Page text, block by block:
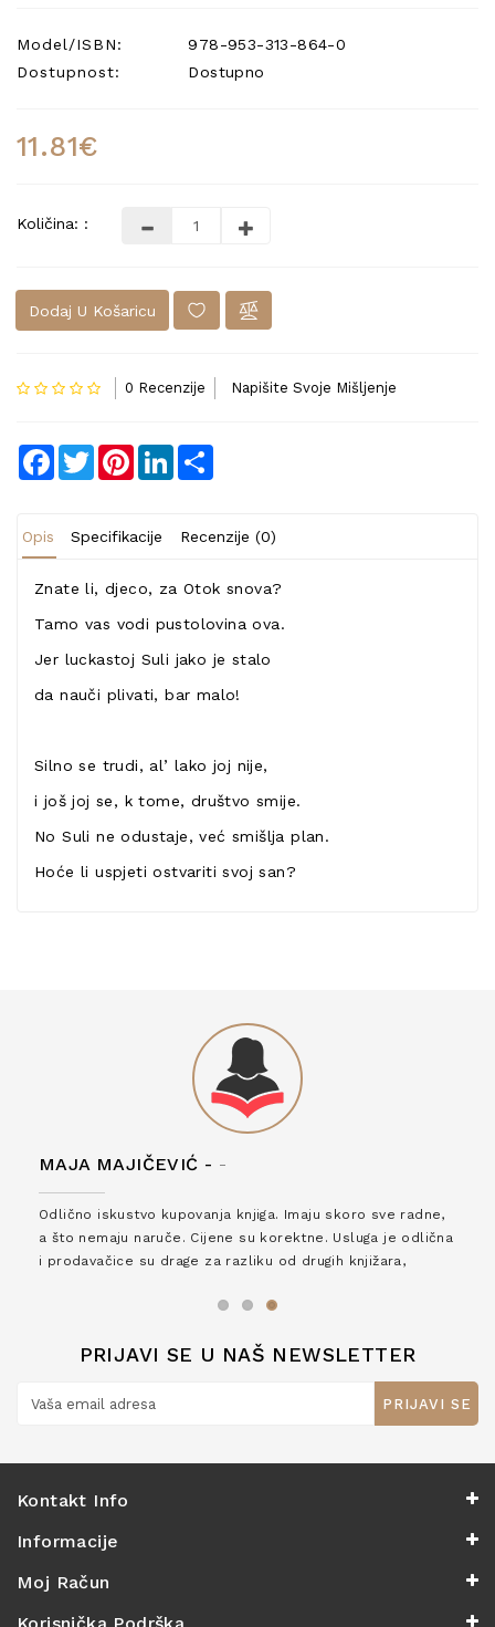
Model/ISBN:
978-953-313-864-0
Dostupnost:
Dostupno
11.81€
Količina: :
Dodaj U Košaricu
0 Recenzije Napišite Svoje Mišljenje
Facebook
TwitterPinterestLinkedIn
Opis Specifikacije Recenzije (0)
Znate li, djeco, za Otok snova?
Tamo vas vodi pustolovina ova.
Jer luckastoj Suli jako je stalo
da nauči plivati, bar malo!
Silno se trudi, al’ lako joj nije,
i još joj se, k tome, društvo smije.
No Suli ne odustaje, već smišlja plan.
Hoće li uspjeti ostvariti svoj san?
MAJA MAJIČEVIĆ - -
Odlično iskustvo kupovanja knjiga. Imaju skoro sve radne,
a što nemaju naruče. Cijene su korektne. Usluga je odlična
i prodavačice su drage za razliku od drugih knjižara,
PRIJAVI SE U NAŠ NEWSLETTER
PRIJAVI SE
Kontakt Info
Informacije
Moj Račun